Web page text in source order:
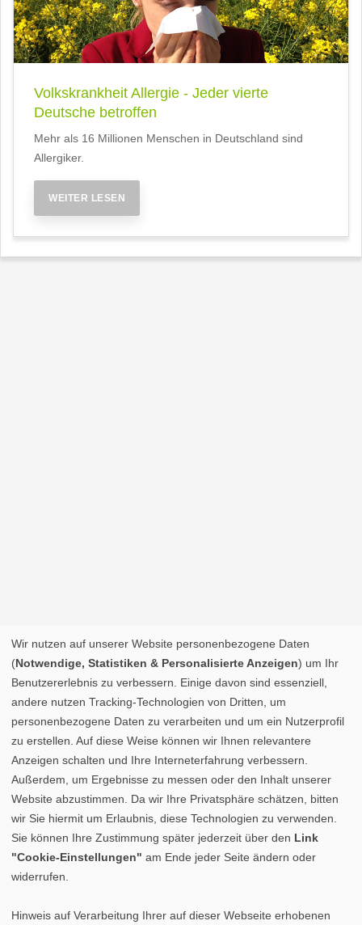
Volkskrankheit Allergie - Jeder vierte
Deutsche betroffen
Mehr als 16 Millionen Menschen in Deutschland sind
Allergiker.
WEITER LESEN
Wir nutzen auf unserer Website personenbezogene Daten
(Notwendige, Statistiken & Personalisierte Anzeigen) um Ihr
Benutzererlebnis zu verbessern. Einige davon sind essenziell,
andere nutzen Tracking-Technologien von Dritten, um
personenbezogene Daten zu verarbeiten und um ein Nutzerprofil
zu erstellen. Auf diese Weise können wir Ihnen relevantere
Anzeigen schalten und Ihre Interneterfahrung verbessern.
Außerdem, um Ergebnisse zu messen oder den Inhalt unserer
Website abzustimmen. Da wir Ihre Privatsphäre schätzen, bitten
wir Sie hiermit um Erlaubnis, diese Technologien zu verwenden.
Sie können Ihre Zustimmung später jederzeit über den Link
"Cookie-Einstellungen" am Ende jeder Seite ändern oder
widerrufen.
Hinweis auf Verarbeitung Ihrer auf dieser Webseite erhobenen